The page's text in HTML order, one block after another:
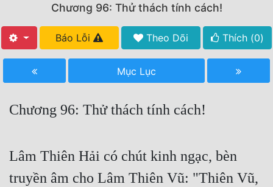
Truyện Mới Ra
Hoàn Thành
Hậu Cung
Chương 96: Thử thách tính cách!
Báo Lỗi Theo Dõi Thích (0)
Mục Lục
Chương 96: Thử thách tính cách!
Lâm Thiên Hải có chút kinh ngạc, bèn
truyền âm cho Lâm Thiên Vũ: "Thiên Vũ,